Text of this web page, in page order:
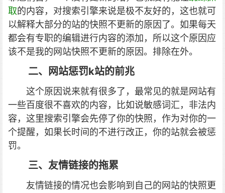
取的内容，对搜索引擎来说是极不友好的，这也就可
以解释大部分的站的快照不更新的原因了。如果每天
都会有专职的编辑进行内容的添加，所以这个原因应
该不是我的网站快照不更新的原因。排除在外。
二、网站惩罚k站的前兆
这个原因说来就有很多了，最常见的就是网站有
一些百度很不喜欢的内容，比如说敏感词汇，非法内
容，这里搜索引擎会先停了你的快照，作为对你的一
个提醒，如果长时间的不进行改正，你的站就会被惩
罚。
三、友情链接的拖累
友情链接的情况也会影响到自己的网站的快照更